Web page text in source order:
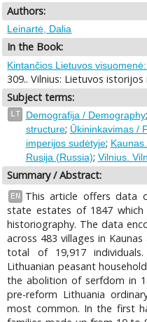
Authors:
Leinartė, Dalia
In the Book:
Kintančios Lietuvos
309.. Vilnius: Lietuvos
Subject terms:
LT Demografija / Demography;
structure; Ūkininkavimas /
imperijos sudėtyje;
Rusija (Russia); Vilnius.
Summary / Abstract:
EN
This article offers data
state estates of 1847
historiography. The data
across 483 villages in
total of 19,917
Lithuanian peasant
the abolition of serfdom in
pre-reform Lithuania
most common. In the first